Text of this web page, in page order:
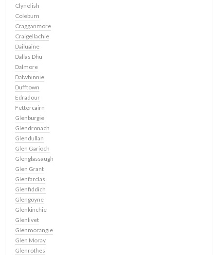
Clynelish
Coleburn
Cragganmore
Craigellachie
Dailuaine
Dallas Dhu
Dalmore
Dalwhinnie
Dufftown
Edradour
Fettercairn
Glenburgie
Glendronach
Glendullan
Glen Garioch
Glenglassaugh
Glen Grant
Glenfarclas
Glenfiddich
Glengoyne
Glenkinchie
Glenlivet
Glenmorangie
Glen Moray
Glenrothes